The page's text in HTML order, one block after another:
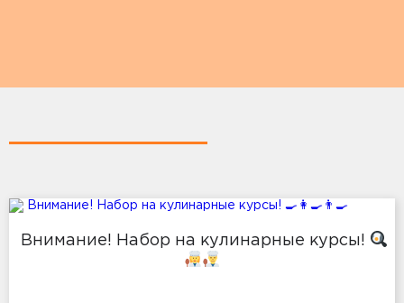
Внимание! Набор на кулинарные курсы!